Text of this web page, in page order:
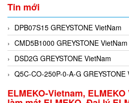
Tin mới
DPB07S15 GREYSTONE VietNam
CMD5B1000 GREYSTONE VietNam
DSD2G GREYSTONE VietNam
Q5C-CO-250P-0-A-G GREYSTONE
ELMEKO-Vietnam,